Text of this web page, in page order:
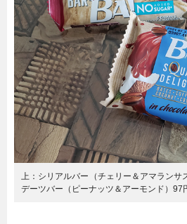
上：シリアルバー（チェリー＆アマランサ
デーツバー（ピーナッツ＆アーモンド）97